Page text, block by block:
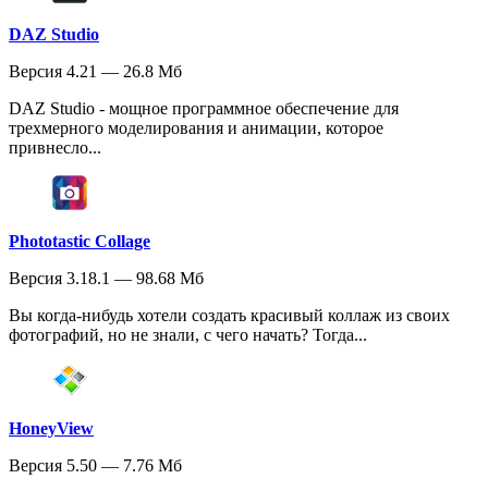
DAZ Studio
Версия 4.21 — 26.8 Мб
DAZ Studio - мощное программное обеспечение для
трехмерного моделирования и анимации, которое
привнесло...
Phototastic Collage
Версия 3.18.1 — 98.68 Мб
Вы когда-нибудь хотели создать красивый коллаж из своих
фотографий, но не знали, с чего начать? Тогда...
HoneyView
Версия 5.50 — 7.76 Мб